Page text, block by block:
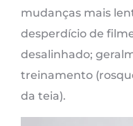
mudanças mais
desperdício de
desalinhado;
treinamento
da teia).